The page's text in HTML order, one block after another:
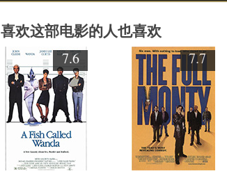
喜欢这部电影的人也喜欢
7.6 7.7